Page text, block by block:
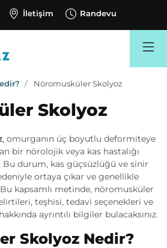
İletişim Randevu
Nöromusküler Skolyoz
Skolyoz
, omurganın üç boyutlu deformiteye
bir nörolojik veya kas hastalığı
durum, kas güçsüzlüğü ve sinir
ortaya çıkar ve genellikle
kapsamlı metinde, nöromusküler
teşhisi, tedavi seçenekleri ve
ayrıntılı bilgiler bulacaksınız.
Skolyoz Nedir?